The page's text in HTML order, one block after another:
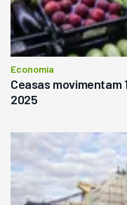
Economia
Ceasas movimentam
2025